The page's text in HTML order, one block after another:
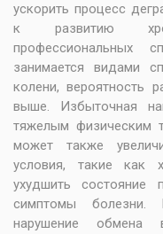
ускорить процесс
к развитию
профессиональных
занимается видами
колени, вероятность
выше. Избыточная
тяжелым физическим
может также
условия, такие как
ухудшить состояние
симптомы
нарушение обмена